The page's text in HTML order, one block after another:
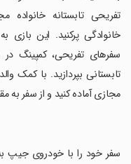
تفریحی تابستانه خانواده
خانوادگی پرکنید. این
سفرهای تفریحی، کمپینگ
تابستانی بپردازید. با کمک
مجازی آماده کنید و از سفر به
‏سفر خود را با خودروی جیپ